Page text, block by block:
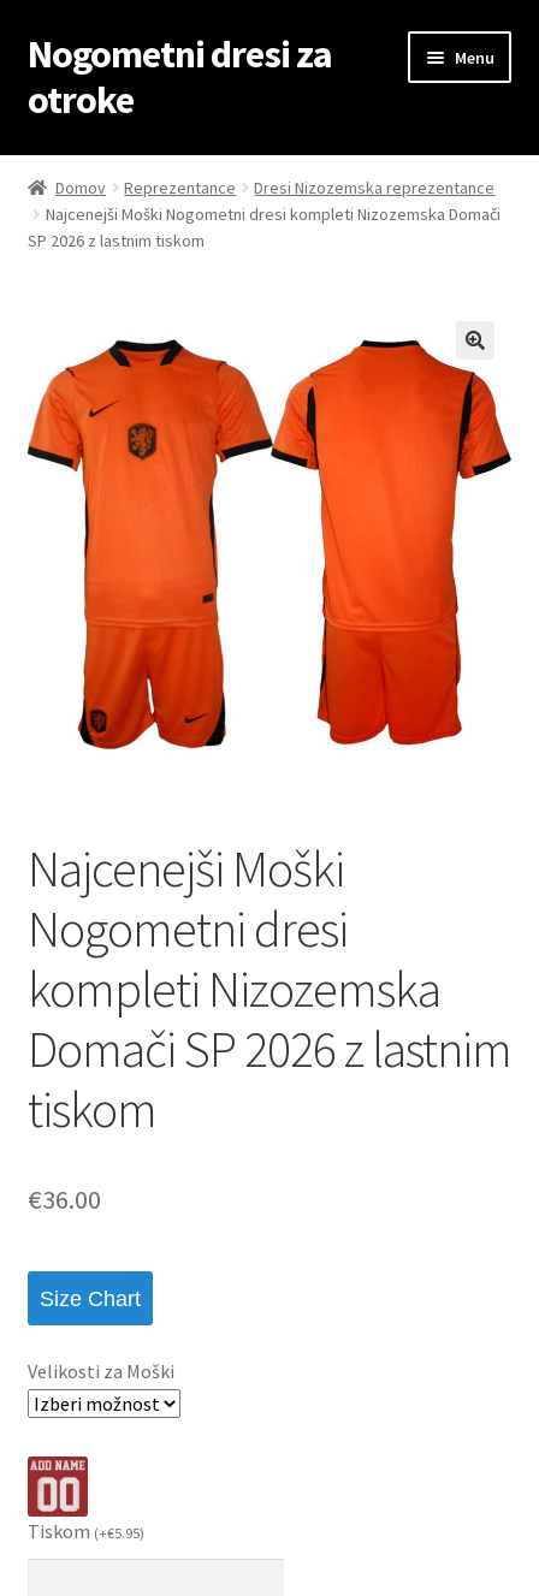
Skip
to
navigation
Skip
to
content
Nogometni dresi za
otroke
Menu
Domov
Blog
Moj račun
Trgovina
Zaključek nakupa
Domov Reprezentance
Dresi Nizozemska reprezentance
Najcenejši Moški Nogometni dresi kompleti Nizozemska Domači
SP 2026 z lastnim tiskom
Najcenejši Moški
Nogometni dresi
kompleti Nizozemska
Domači SP 2026 z lastnim
tiskom
€36.00
Size Chart
Velikosti za Moški
Tiskom (+€5.95)